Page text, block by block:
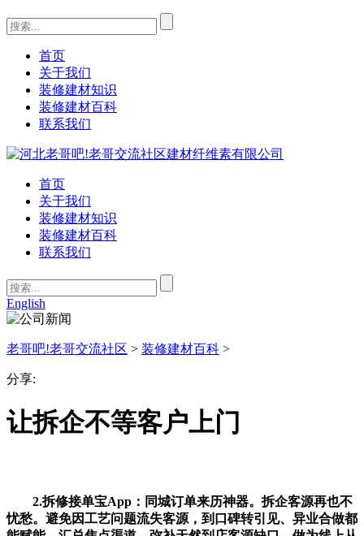
首页
关于我们
装修建材知识
装修建材百科
联系我们
首页
关于我们
装修建材知识
装修建材百科
联系我们
English
老哥吧!老哥交流社区 > 装修建材百科 >
分享:
让拆企不等客户上门
2.拆修接单宝App：同城订单来历神器。拆企客源再也不
忧愁。避免因工艺问题流失客源，到口碑转引见、异业合做都